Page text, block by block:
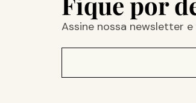
Assine nossa newsletter